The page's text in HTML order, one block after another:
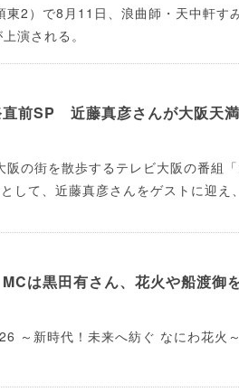
2）で8月11日、浪曲師・天中軒す
演される。
前SP 近藤真彦さんが大阪天
の街を散歩するテレビ大阪の番組
して、近藤真彦さんをゲストに迎え
は黒田有さん、花火や船渡御
～新時代！未来へ紡ぐ なにわ花火